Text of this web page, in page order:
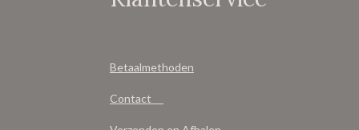
Betaalmethoden
Contact